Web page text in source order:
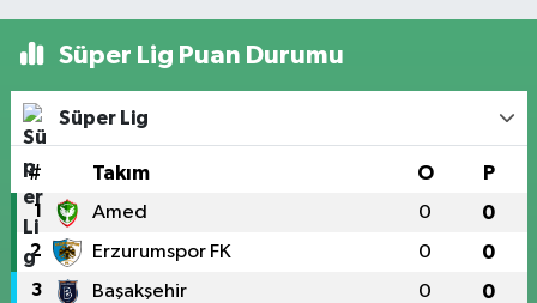
Süper Lig Puan Durumu
Süper Lig
# Takım O P
1 Amed 0 0
2 Erzurumspor FK 0 0
3 Başakşehir 0 0